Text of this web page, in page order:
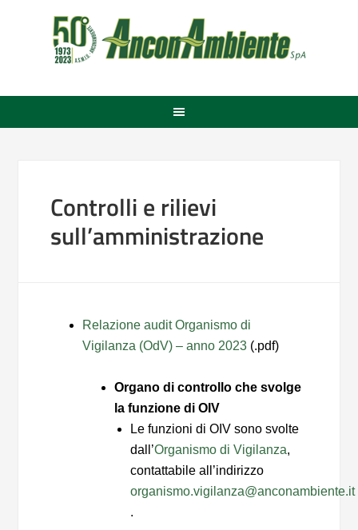
Controlli e rilievi
sull’amministrazione
Relazione audit Organismo di
Vigilanza (OdV) – anno 2023 (.pdf)
Organo di controllo che svolge
la funzione di OIV
Le funzioni di OIV sono svolte
dall’Organismo di Vigilanza,
contattabile all’indirizzo
organismo.vigilanza@anconambiente.it
.